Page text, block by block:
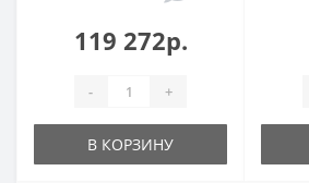
119 272р.
- +
В КОРЗИНУ